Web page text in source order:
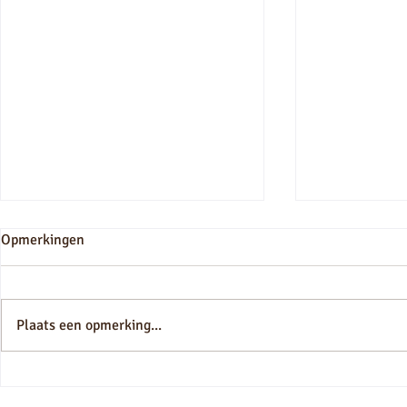
droomvilla
Opmerkingen
Plaats een opmerking...